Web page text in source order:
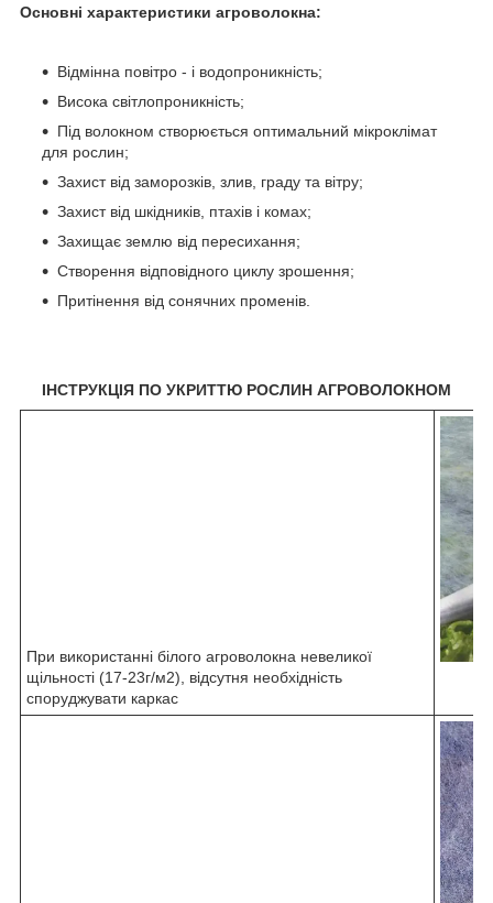
Основні характеристики агроволокна:
Відмінна повітро - і водопроникність;
Висока світлопроникність;
Під волокном створюється оптимальний мікроклімат
для рослин;
Захист від заморозків, злив, граду та вітру;
Захист від шкідників, птахів і комах;
Захищає землю від пересихання;
Створення відповідного циклу зрошення;
Притінення від сонячних променів.
ІНСТРУКЦІЯ ПО УКРИТТЮ РОСЛИН АГРОВОЛОКНОМ
При використанні білого агроволокна невеликої
щільності (17-23г/м2), відсутня необхідність
споруджувати каркас